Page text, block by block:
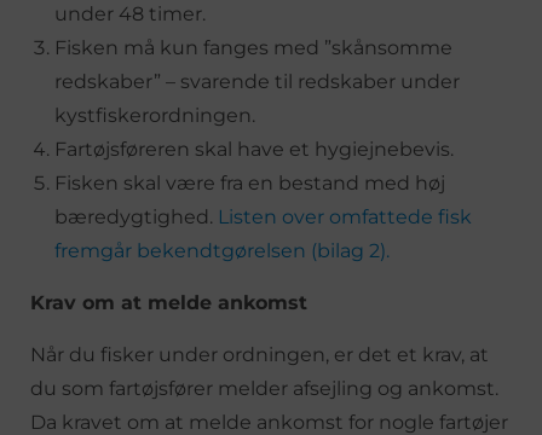
under 48 timer.
Fisken må kun fanges med ”skånsomme
redskaber” – svarende til redskaber under
kystfiskerordningen.
Fartøjsføreren skal have et hygiejnebevis.
Fisken skal være fra en bestand med høj
bæredygtighed. Listen over omfattede fisk
fremgår bekendtgørelsen (bilag 2).
Krav om at melde ankomst
Når du fisker under ordningen, er det et krav, at
du som fartøjsfører melder afsejling og ankomst.
Da kravet om at melde ankomst for nogle fartøjer